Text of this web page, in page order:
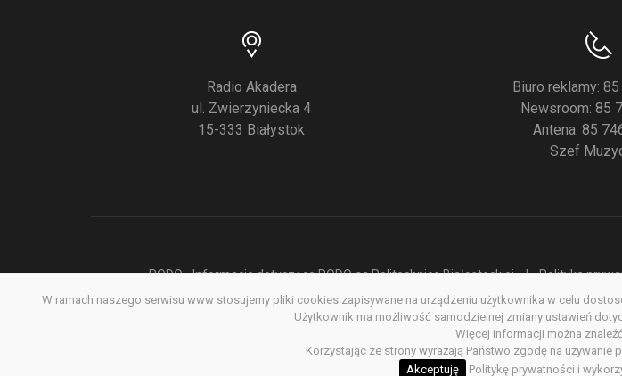
Radio Akadera
ul. Zwierzyniecka 4
15-333 Białystok
Biuro reklamy:
Newsroom: 85
Antena: 85
Szef
RODO - Informacje dotyczące RODO na Politechnice Białostockiej Polityka
Deklaracja dostępności
Redakcja serwisu
Copyright @ 2022. All
W ramach naszego serwisu www stosujemy pliki cookies zapisywane na urządzeniu użytkownika w celu
Użytkownik ma możliwość samodzielnej zmiany ustawień
Więcej informacji można
Korzystając ze strony wyrażają Państwo zgodę na
Akceptuję
Politykę prywatności i